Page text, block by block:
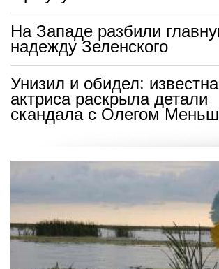
На Западе разбили
надежду Зеленского
Унизил и обидел:
актриса раскрыла детали
скандала с Олегом